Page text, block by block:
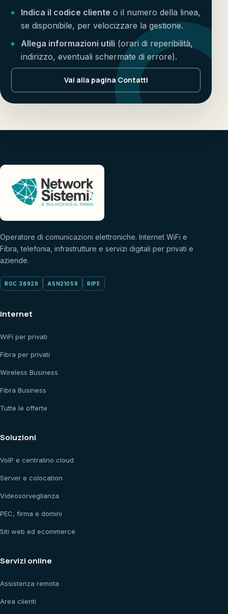
Indica il codice cliente o il numero della linea,
se disponibile, per velocizzare la gestione.
Allega informazioni utili (orari di reperibilità,
indirizzo, eventuali schermate di errore).
Vai alla pagina Contatti
Operatore di comunicazioni elettroniche. Internet WiFi e
Fibra, telefonia, infrastrutture e servizi digitali per privati e
aziende.
ROC 38928 ASN21058 RIPE
Internet
WiFi per privati
Fibra per privati
Wireless Business
Fibra Business
Tutte le offerte
Soluzioni
VoIP e centralino cloud
Server e colocation
Videosorveglianza
PEC, firma e domini
Siti web ed ecommerce
Servizi online
Assistenza remota
Area clienti